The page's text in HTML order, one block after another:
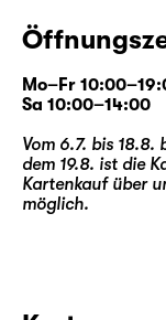
Mo–Fr
Sa 10:00–14:00
Vom 6.7. bis 18.8.
dem 19.8. ist die
Kartenkauf über
möglich.